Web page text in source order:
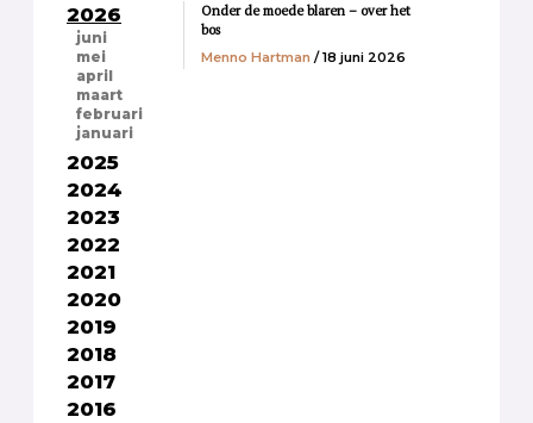
2026
juni
mei
april
maart
februari
januari
2025
2024
2023
2022
2021
2020
2019
2018
2017
2016
Onder de moede blaren – over het
bos
Menno Hartman / 18 juni 2026